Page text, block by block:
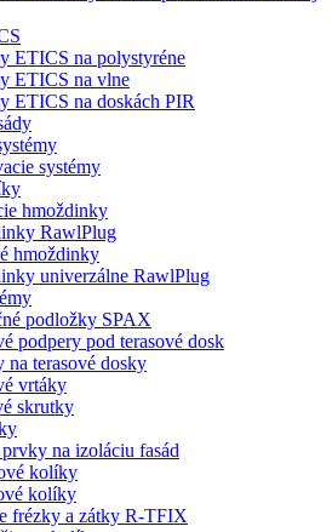
ETICS na polystyréne
ETICS na vlne
ETICS na doskách PIR
systémy
hmoždinky
RawlPlug
hmoždinky
univerzálne RawlPlug
podložky SPAX
podpery pod terasové dosk
na terasové dosky
vrtáky
skrutky
na izoláciu fasád
kolíky
kolíky
frézky a zátky R-TFIX